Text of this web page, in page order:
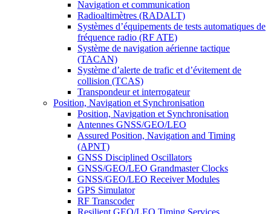
Navigation et communication
Radioaltimètres (RADALT)
Systèmes d’équipements de tests automatiques de
fréquence radio (RF ATE)
Système de navigation aérienne tactique
(TACAN)
Système d’alerte de trafic et d’évitement de
collision (TCAS)
Transpondeur et interrogateur
Position, Navigation et Synchronisation
Position, Navigation et Synchronisation
Antennes GNSS/GEO/LEO
Assured Position, Navigation and Timing
(APNT)
GNSS Disciplined Oscillators
GNSS/GEO/LEO Grandmaster Clocks
GNSS/GEO/LEO Receiver Modules
GPS Simulator
RF Transcoder